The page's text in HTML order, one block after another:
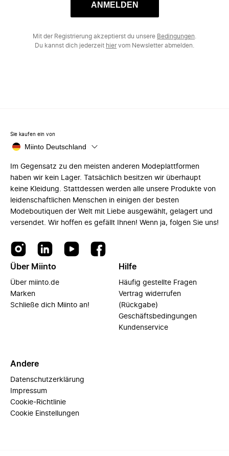
ANMELDEN
Mit der Registrierung akzeptierst du unsere Bedingungen
Du kannst dich jederzeit hiervom Newsletter abmelden.
Sie kaufen ein von
Miinto Deutschland
Im Gegensatz zu den meisten anderen Modeplattformen
haben wir kein Lager. Tatsächlich besitzen wir überhaupt
keine Kleidung. Stattdessen werden alle unsere Produkte von
leidenschaftlichen Menschen in einigen der besten
Modeboutiquen der Welt mit Liebe ausgewählt, gelagert und
versendet. Wir hoffen es gefällt Ihnen! Wenn ja, folgen Sie uns!
Über Miinto
Über miinto.de
Marken
Schließe dich Miinto an!
Hilfe
Häufig gestellte Fragen
Vertrag widerrufen
(Rückgabe)
Geschäftsbedingungen
Kundenservice
Andere
Datenschutzerklärung
Impressum
Cookie-Richtlinie
Cookie Einstellungen